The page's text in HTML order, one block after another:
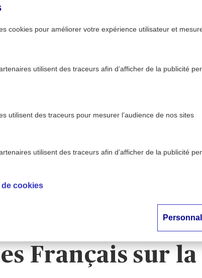
routière : les
Baromètre du
Français sur
cookies pour améliorer votre expérience utilisateur et
utilisent des traceurs afin d’afficher de la publicité
utilisent des traceurs pour mesurer l’audience de nos sites
utilisent des traceurs afin d’afficher de la publicité
cookies